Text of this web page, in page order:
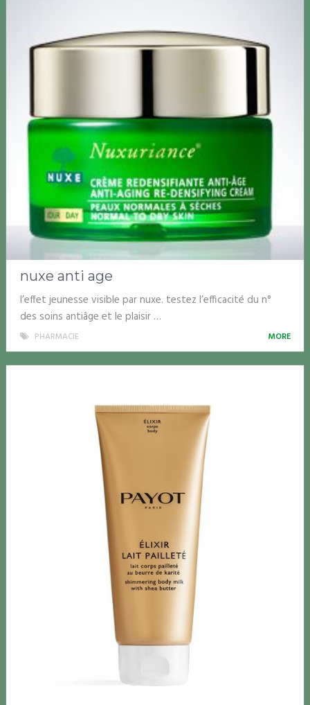
nuxe anti age
l’effet jeunesse visible par nuxe. testez l’efficacité du n°
des soins antiâge et le plaisir …
PHARMACIE MORE